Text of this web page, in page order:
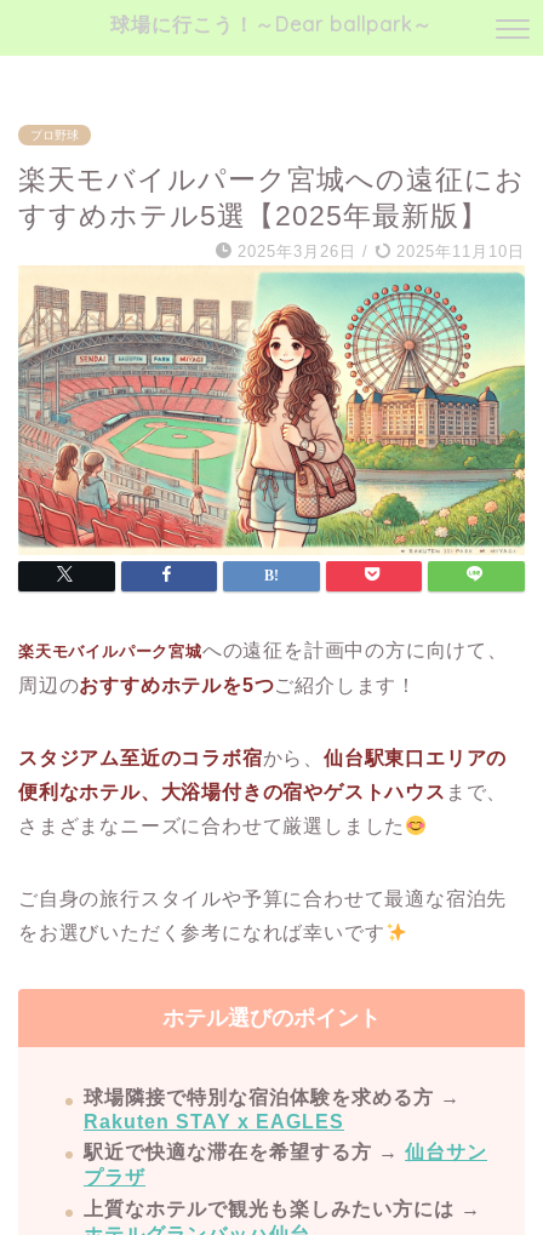
球場に行こう！～Dear ballpark～
プロ野球
楽天モバイルパーク宮城への遠征にお
すすめホテル5選【2025年最新版】
2025年3月26日 / 2025年11月10日
楽天モバイルパーク宮城への遠征を計画中の方に向けて、
周辺のおすすめホテルを5つご紹介します！
スタジアム至近のコラボ宿から、仙台駅東口エリアの
便利なホテル、大浴場付きの宿やゲストハウス まで、
さまざまなニーズに合わせて厳選しました
ご自身の旅行スタイルや予算に合わせて最適な宿泊先
をお選びいただく参考になれば幸いです
ホテル選びのポイント
球場隣接で特別な宿泊体験を求める方 →
Rakuten STAY x EAGLES
駅近で快適な滞在を希望する方 → 仙台サン
プラザ
上質なホテルで観光も楽しみたい方には →